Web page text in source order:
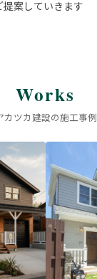
案していきます
Works
カツカ建設の施工事例